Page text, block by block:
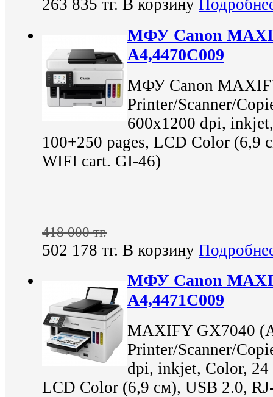
263 835 тг. В корзину
МФУ Canon
A4,4470C009
МФУ Canon
Printer/Scanner/
600x1200 dpi,
100+250 pages, LCD Color (6,9
WIFI cart. GI-46)
418 000 тг.
502 178 тг. В корзину
МФУ Canon
A4,4471C009
MAXIFY GX7040
Printer/Scanner/
dpi, inkjet, Color, 24
LCD Color (6,9 см), USB 2.0,